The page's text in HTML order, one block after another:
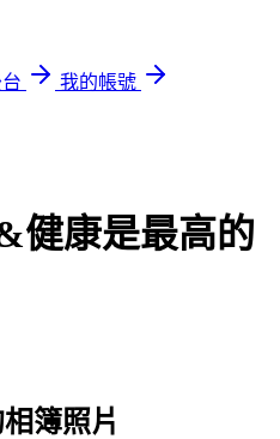
我的帳號
健康是最高的
簿照片